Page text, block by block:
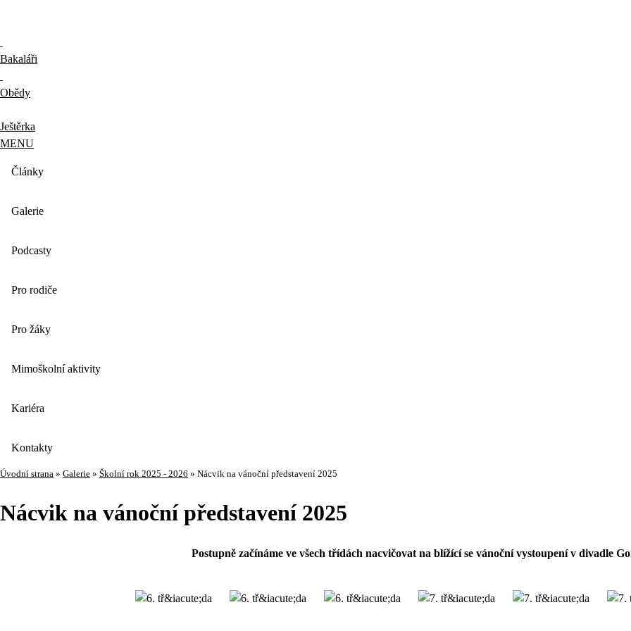
Bakaláři
Obědy
Ještěrka
MENU
Články
Galerie
Podcasty
Pro rodiče
Pro žáky
Mimoškolní aktivity
Kariéra
Kontakty
Úvodní strana » Galerie » Školní rok 2025 - 2026 » Nácvik na vánoční představení 2025
Nácvik na vánoční představení 2025
Postupně začínáme ve všech třídách nacvičovat na blížící se vánoční vystoupení v divadle